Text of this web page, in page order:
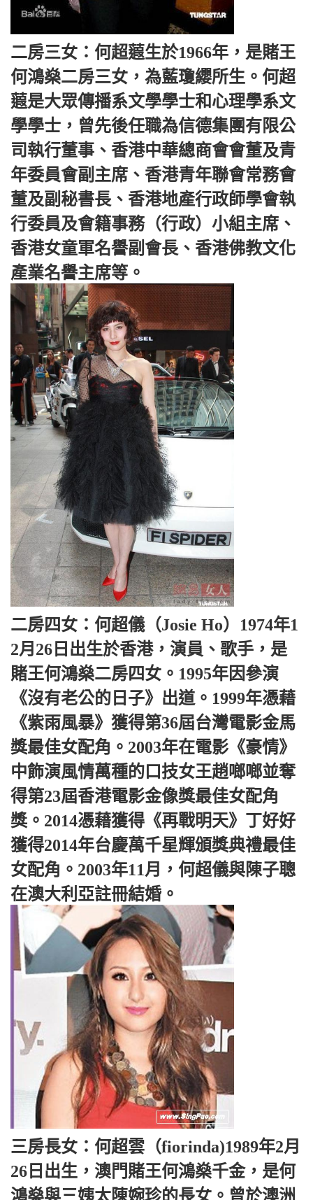
二房三女：何超蕸生於1966年，是賭王
何鴻燊二房三女，為藍瓊纓所生。何超
蕸是大眾傳播系文學學士和心理學系文
學學士，曾先後任職為信德集團有限公
司執行董事、香港中華總商會會董及青
年委員會副主席、香港青年聯會常務會
董及副秘書長、香港地產行政師學會執
行委員及會籍事務（行政）小組主席、
香港女童軍名譽副會長、香港佛教文化
產業名譽主席等。
二房四女：何超儀（Josie Ho）1974年1
2月26日出生於香港，演員、歌手，是
賭王何鴻燊二房四女。1995年因參演
《沒有老公的日子》出道。1999年憑藉
《紫雨風暴》獲得第36屆台灣電影金馬
獎最佳女配角。2003年在電影《豪情》
中飾演風情萬種的口技女王趙啷啷並奪
得第23屆香港電影金像獎最佳女配角
獎。2014憑藉獲得《再戰明天》丁好好
獲得2014年台慶萬千星輝頒獎典禮最佳
女配角。2003年11月，何超儀與陳子聰
在澳大利亞註冊結婚。
三房長女：何超雲（fiorinda)1989年2月
26日出生，澳門賭王何鴻燊千金，是何
鴻燊與三姨太陳婉珍的長女。曾於澳洲